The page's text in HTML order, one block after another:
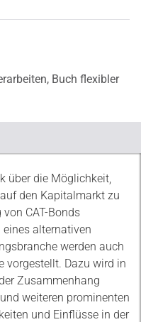
Buch flexibler
über die Möglichkeit,
den Kapitalmarkt zu
CAT-Bonds
alternativen
werden auch
vorgestellt. Dazu wird in
Zusammenhang
weiteren prominenten
und Einflüsse in der